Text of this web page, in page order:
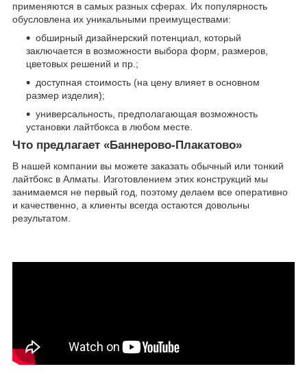
применяются в самых разных сферах. Их популярность
обусловлена их уникальными преимуществами:
обширный дизайнерский потенциал, который
заключается в возможности выбора форм, размеров,
цветовых решений и пр.;
доступная стоимость (на цену влияет в основном
размер изделия);
универсальность, предполагающая возможность
установки лайтбокса в любом месте.
Что предлагает «Баннерово-Плакатово»
В нашей компании вы можете заказать обычный или тонкий
лайтбокс в Алматы. Изготовлением этих конструкций мы
занимаемся не первый год, поэтому делаем все оперативно
и качественно, а клиенты всегда остаются довольны
результатом.